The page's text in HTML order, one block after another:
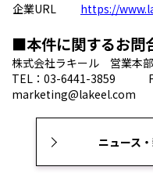
企業URL
https://
■本件に関するお問
株式会社ラキール 営業本部
TEL：03-6441-3859
marketing@lakeel.com
ニュース